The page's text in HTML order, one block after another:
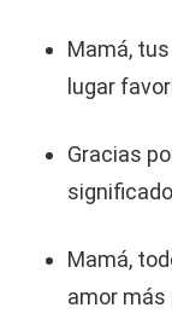
Mamá,
lugar
Gracias
Mamá,
amor más